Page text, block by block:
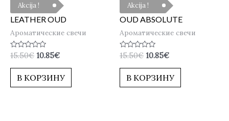
Akcija !
LEATHER OUD
Ароматические свечи
Оценка
из
15.50€ 10.85€
В КОРЗИНУ
Akcija !
OUD ABSOLUTE
Ароматические свечи
Оценка
из
15.50€ 10.85€
В КОРЗИНУ